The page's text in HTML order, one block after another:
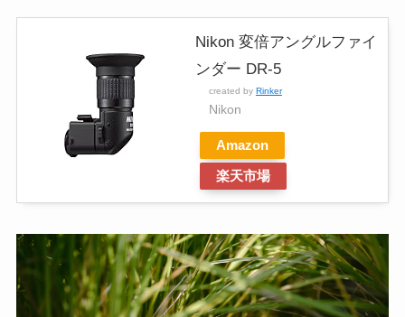
Nikon 変倍アングルファイ
ンダー DR-5
created by Rinker
Nikon
Amazon
楽天市場